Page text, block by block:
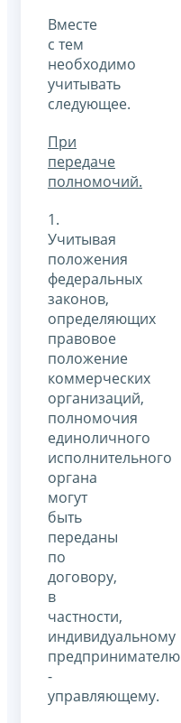
Вместе
с тем
необходимо
учитывать
следующее.
При
передаче
полномочий.
1.
Учитывая
положения
федеральных
законов,
определяющих
правовое
положение
коммерческих
организаций,
полномочия
единоличного
исполнительного
органа
могут
быть
переданы
по
договору,
в
частности,
индивидуальному
предпринимателю
-
управляющему.